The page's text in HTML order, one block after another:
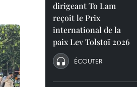
dirigeant To Lam
reçoit le Prix
international de la
paix Lev Tolstoï 2026
ÉCOUTER